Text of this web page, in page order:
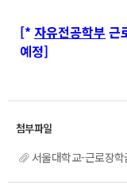
[* 자유전공학부 근
예정]
서울대학교-근로장